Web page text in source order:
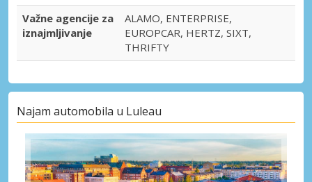
Važne agencije za
iznajmljivanje
ALAMO, ENTERPRISE,
EUROPCAR, HERTZ, SIXT,
THRIFTY
Najam automobila u Luleau